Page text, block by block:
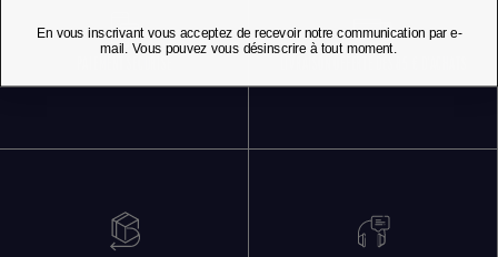
En vous inscrivant vous acceptez de recevoir notre communication par e-
mail. Vous pouvez vous désinscrire à tout moment.